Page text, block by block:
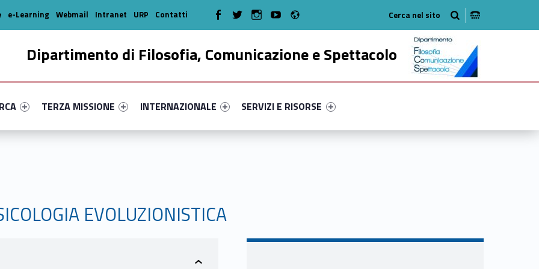
Dipartimento di Filosofia, Comunicazione e Spettacolo
primary-80458-16
#link-menu-primary-98926-35
Link identifier #link-menu-primary-17003-46
TERZA MISSIONE
Link identifier #link-menu-primary-73332-52
INTERNAZIONALE
Link identifier #link-menu-primary-59009-63
SERVIZI E RISORSE
e-Learning Webmail Intranet URP Contatti WebMan on Facebook
WebMan on TwitterWebMan on Instagram
WebMan on Youtube
EVOLUZIONISTICA